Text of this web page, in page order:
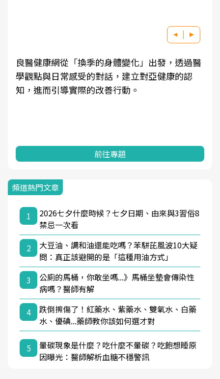
良醫健康網從「換季的身體變化」出發，透過醫
學觀點與日常感受的對話，建立對亞健康的認
知，進而引導實際的改善行動。
前往專題
頻道熱門文章
1
2026七夕什麼時候？七夕日期、由來與3習俗8
禁忌一次看
2
大豆油、調和油還能吃嗎？苯駢芘風波10大疑
問：真正該避開的是「這種用油方式」
3
公廁的馬桶，你敢坐嗎...》馬桶坐墊會傳染性
病嗎？醫師有解
4
跌倒擦傷了！紅藥水、紫藥水、雙氧水、白藥
水、優碘...藥師教你該如何選才對
5
暈碳現象是什麼？吃什麼不暈碳？吃飽想睡原
因曝光：醫師解析血糖不穩警訊